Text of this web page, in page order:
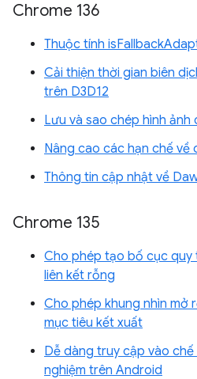
Chrome 136
Thuộc tính
Cải thiện thời gian biên
trên D3D12
Lưu và sao chép hình ảnh
Nâng cao các hạn chế
Thông tin cập nhật về
Chrome 135
Cho phép tạo bố cục quy
liên kết rỗng
Cho phép khung nhìn mở
mục tiêu kết xuất
Dễ dàng truy cập vào
nghiệm trên Android